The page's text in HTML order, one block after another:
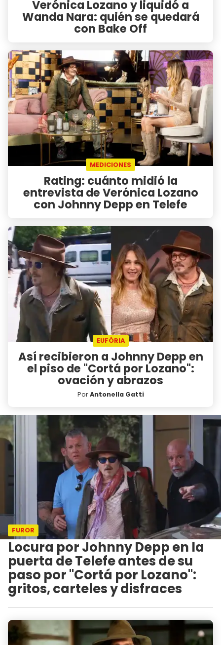
Verónica Lozano y liquidó a
Wanda Nara: quién se quedará
con Bake Off
MEDICIONES
Rating: cuánto midió la
entrevista de Verónica Lozano
con Johnny Depp en Telefe
EUFÓRIA
Así recibieron a Johnny Depp en
el piso de "Cortá por Lozano":
ovación y abrazos
PorAntonella Gatti
FUROR
Locura por Johnny Depp en la
puerta de Telefe antes de su
paso por "Cortá por Lozano":
gritos, carteles y disfraces